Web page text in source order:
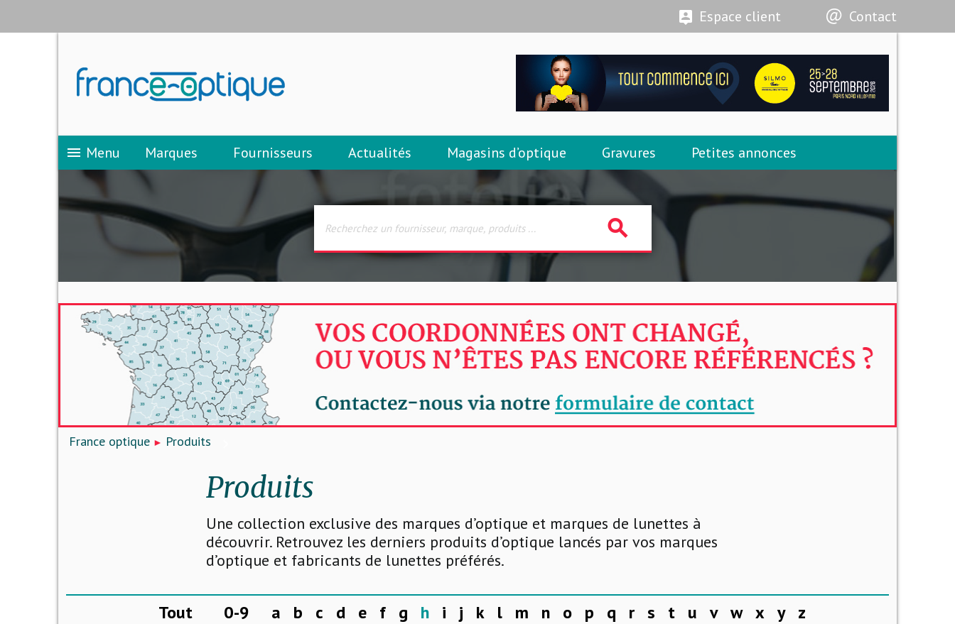
Espace client Contact
menu Menu Marques Fournisseurs Actualités Magasins d’optique Gravures Petites annonces
search
France optique Produits
Produits
Une collection exclusive des marques d’optique et marques de lunettes à
découvrir. Retrouvez les derniers produits d’optique lancés par vos marques
d’optique et fabricants de lunettes préférés.
Tout 0-9 a b c d e f g h i j k l m n o p q r s t u v w x y z